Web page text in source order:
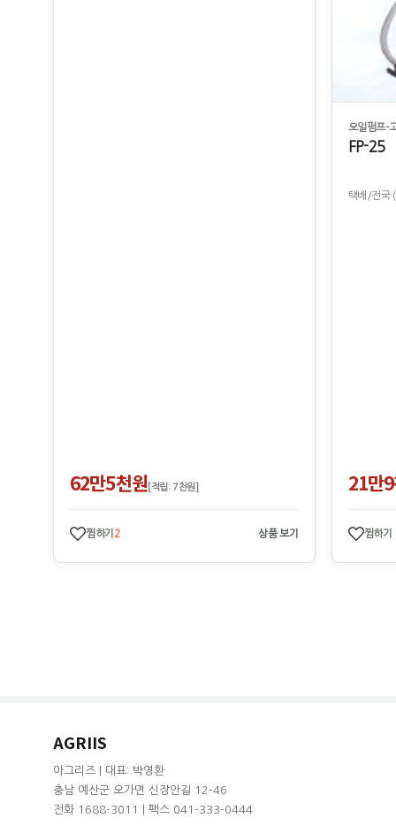
62만5천원[적립: 7천원]
찜하기 2 상품 보기
오일펌프-
FP-25
택배/전국
21만
찜하기
AGRIIS
아그리즈 | 대표: 박영환
충남 예산군 오가면 신장안길 12-46
전화 1688-3011 | 팩스 041-333-0444